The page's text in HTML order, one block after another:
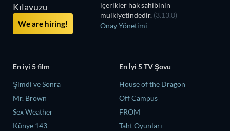
Kılavuzu
We are hiring!
içerikler hak sahibinin
mülkiyetindedir. (3.13.0)
Onay Yönetimi
En iyi 5 film
Şimdi ve Sonra
Mr. Brown
Sex Weather
Künye 143
En İyi 5 TV Şovu
House of the Dragon
Off Campus
FROM
Taht Oyunları